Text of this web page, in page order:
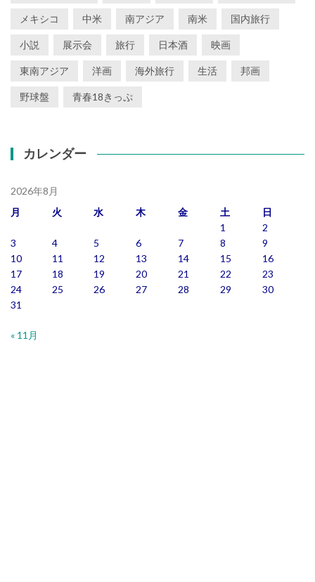
メキシコ 中米 南アジア 南米 国内旅行
小説 展示会 旅行 日本酒 映画
東南アジア 洋画 海外旅行 生活 邦画
野球盤 青春18きっぷ
カレンダー
2026年8月
月
火 水 木 金 土
日
1
2
3
4 5 6 7 8
9
10
11 12 13 14 15
16
17
18 19 20 21 22
23
24
25 26 27 28 29
30
31
« 11月